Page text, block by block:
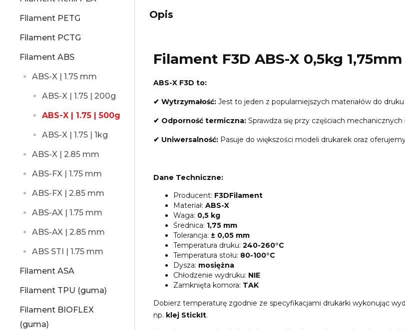
Filament PETG
Filament PCTG
Filament ABS
ABS-X | 1.75 mm
ABS-X | 1.75 | 200g
ABS-X | 1.75 | 500g
ABS-X | 1.75 | 1kg
ABS-X | 2.85 mm
ABS-FX | 1.75 mm
ABS-FX | 2.85 mm
ABS-AX | 1.75 mm
ABS-AX | 2.85 mm
ABS STI | 1.75 mm
Filament ASA
Filament TPU (guma)
Filament BIOFLEX
(guma)
Opis
Filament F3D ABS-X 0,5kg
ABS-X F3D to:
✔ Wytrzymałość: Jest to jeden z popularniejszych materiałów do
✔ Odporność termiczna: Sprawdza się przy częściach
✔ Uniwersalność: Pasuje do większości modeli drukarek oraz
Dane Techniczne:
Producent: F3DFilament
Materiał: ABS-X
Waga: 0,5 kg
Średnica: 1,75 mm
Tolerancja: ± 0,05 mm
Temperatura druku: 240-260°C
Temperatura stołu: 80-100°C
Dysza: mosiężna
Chłodzenie wydruku: NIE
Zamknięta komora: TAK
Dobierz temperaturę zgodnie ze specyfikacjami drukarki wykonując
np. klej StickIt.